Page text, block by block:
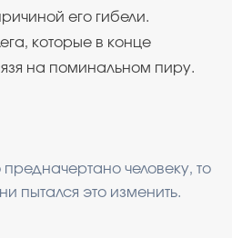
его гибели.
которые в конце
на поминальном пиру.
предначертано человеку, то
пытался это изменить.